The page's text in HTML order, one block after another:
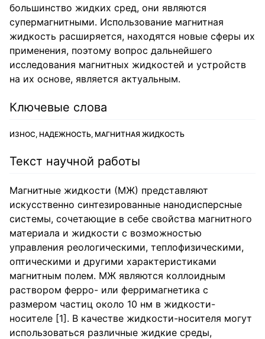
большинство жидких сред, они являются
супермагнитными. Использование магнитная
жидкость расширяется, находятся новые сферы их
применения, поэтому вопрос дальнейшего
исследования магнитных жидкостей и устройств
на их основе, является актуальным.
Ключевые слова
ИЗНОС, НАДЕЖНОСТЬ, МАГНИТНАЯ ЖИДКОСТЬ
Текст научной работы
Магнитные жидкости (МЖ) представляют
искусственно синтезированные нанодисперсные
системы, сочетающие в себе свойства магнитного
материала и жидкости с возможностью
управления реологическими, теплофизическими,
оптическими и другими характеристиками
магнитным полем. МЖ являются коллоидным
раствором ферро- или ферримагнетика с
размером частиц около 10 нм в жидкости-
носителе [1]. В качестве жидкости-носителя могут
использоваться различные жидкие среды,